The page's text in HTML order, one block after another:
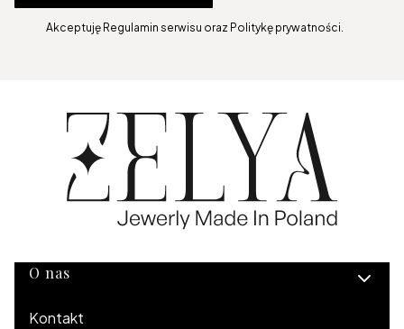
Akceptuję Regulamin serwisu oraz Politykę prywatności.
Linki w stopce
O nas
Kontakt